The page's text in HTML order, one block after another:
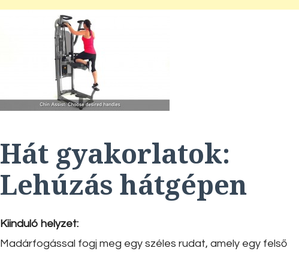
Hát gyakorlatok:
Lehúzás hátgépen
Kiinduló helyzet:
Madárfogással fogj meg egy széles rudat, amely egy felső